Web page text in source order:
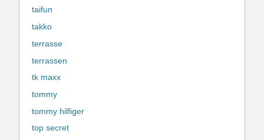
taifun
takko
terrasse
terrassen
tk maxx
tommy
tommy hilfiger
top secret